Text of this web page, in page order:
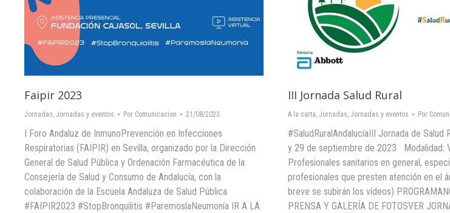
Faipir 2023
Jornadas, Jornadas y eventos Por Comunicacion 21/08/2023
I Foro Andaluz de InmunoPrevención en Infecciones
Respiratorias (FAIPIR) en Sevilla, organizado por la Dirección
General de Salud Pública y Ordenación Farmacéutica de la
Consejería de Salud y Consumo de Andalucía, con la
colaboración de la Escuela Andaluza de Salud Pública.
#FAIPIR2023 #StopBronquilitis #ParemoslaNeumonía IR A LA
III Jornada Salud Rural
A la carta, Jornadas, Jornadas y eventos Por
#SaludRuralAndalucíaIII Jornada de Salud
y 29 de septiembre de 2023 Modalidad:
Profesionales sanitarios en general,
profesionales que presten atención en el
breve se subirán los vídeos)
PRENSA Y GALERÍA DE FOTOSVER